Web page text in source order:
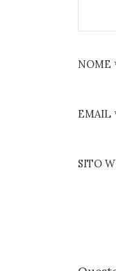
NOME
EMAIL
SITO